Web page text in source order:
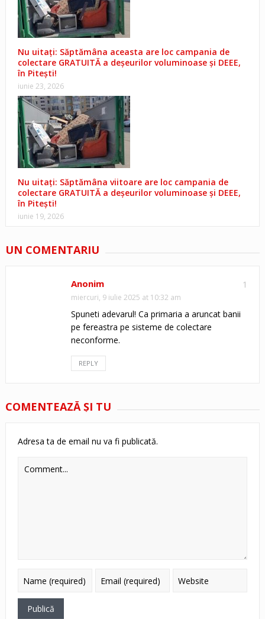
Nu uitați: Săptămâna aceasta are loc campania de
colectare GRATUITĂ a deșeurilor voluminoase și DEEE,
în Pitești!
iunie 23, 2026
Nu uitați: Săptămâna viitoare are loc campania de
colectare GRATUITĂ a deșeurilor voluminoase și DEEE,
în Pitești!
iunie 19, 2026
UN COMENTARIU
1
Anonim
miercuri, 9 iulie 2025 at 10:32 am
Spuneti adevarul! Ca primaria a aruncat banii
pe fereastra pe sisteme de colectare
neconforme.
REPLY
COMENTEAZĂ ŞI TU
Adresa ta de email nu va fi publicată.